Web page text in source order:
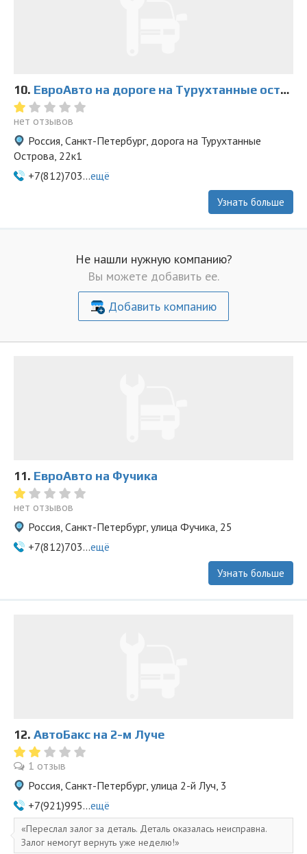
10. ЕвроАвто на дороге на Турухтанные острова
нет отзывов
Россия, Санкт-Петербург, дорога на Турухтанные
Острова, 22к1
+7(812)703...ещё
Узнать больше
Не нашли нужную компанию?
Вы можете добавить ее.
Добавить компанию
11. ЕвроАвто на Фучика
нет отзывов
Россия, Санкт-Петербург, улица Фучика, 25
+7(812)703...ещё
Узнать больше
12. АвтоБакс на 2-м Луче
1 отзыв
Россия, Санкт-Петербург, улица 2-й Луч, 3
+7(921)995...ещё
Переслал залог за деталь. Деталь оказалась неисправна.
Залог немогут вернуть уже неделю!